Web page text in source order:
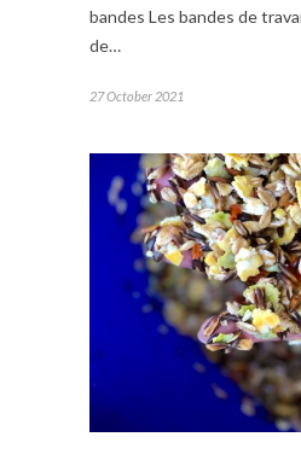
bandes Les bandes de
de…
27 October 2021